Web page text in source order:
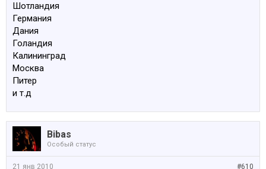
Шотландия
Германия
Дания
Голандия
Калининград
Москва
Питер
и т.д
Bibas
Особый статус
#610
21 янв 2010